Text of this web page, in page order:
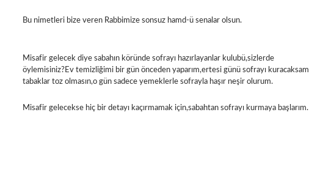
Bu nimetleri bize veren Rabbimize sonsuz hamd-ü senalar olsun.
Misafir gelecek diye sabahın köründe sofrayı hazırlayanlar kulubü,sizlerde
öylemisiniz?Ev temizliğimi bir gün önceden yaparım,ertesi günü sofrayı kuracaksam
tabaklar toz olmasın,o gün sadece yemeklerle sofrayla haşır neşir olurum.
Misafir gelecekse hiç bir detayı kaçırmamak için,sabahtan sofrayı kurmaya başlarım.